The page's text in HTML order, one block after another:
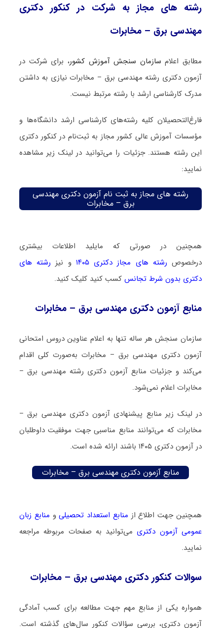
رشته های مجاز به شرکت در کنکور دکتری
مهندسی برق – مخابرات
مطابق اعلام سازمان سنجش آموزش کشور، برای شرکت در
آزمون دکتری رشته مهندسی برق – مخابرات نیازی به داشتن
مدرک کارشناسی ارشد با رشته مرتبط نیست.
فارغ‌‌التحصیلان کلیه رشته‌های کارشناسی ارشد دانشگاه‌ها و
مؤسسات آموزش عالی کشور مجاز به ثبت‌نام در کنکور دکتری
این رشته هستند. جزئیات را می‌توانید در لینک زیر مشاهده
نمایید:
رشته های مجاز به ثبت نام آزمون دکتری مهندسی
برق – مخابرات
همچنین در صورتی که مایلید اطلاعات بیشتری
درخصوص رشته های مجاز دکتری ۱۴۰۵ و نیز رشته های
دکتری بدون شرط تجانسکسب کنید کلیک کنید.
منابع آزمون دکتری مهندسی برق – مخابرات
سازمان سنجش هر ساله تنها به اعلام عناوین دروس امتحانی
آزمون دکتری مهندسی برق – مخابرات به‌صورت کلی اقدام
می‌کند و جزئیات منابع آزمون دکتری رشته مهندسی برق –
مخابرات اعلام نمی‌شود.
در لینک زیر منابع پیشنهادی آزمون دکتری مهندسی برق –
مخابرات که می‌توانند منابع مناسبی جهت موفقیت داوطلبان
در آزمون دکتری ۱۴۰۵ باشند ارائه شده است.
منابع آزمون دکتری مهندسی برق – مخابرات
همچنین جهت اطلاع از منابع استعداد تحصیلیو منابع زبان
عمومی آزمون دکتری می‌توانید به صفحات مربوطه مراجعه
نمایید.
سوالات کنکور دکتری مهندسی برق – مخابرات
همواره یکی از منابع مهم جهت مطالعه برای کسب آمادگی
آزمون دکتری، بررسی سؤالات کنکور سال‌های گذشته است.